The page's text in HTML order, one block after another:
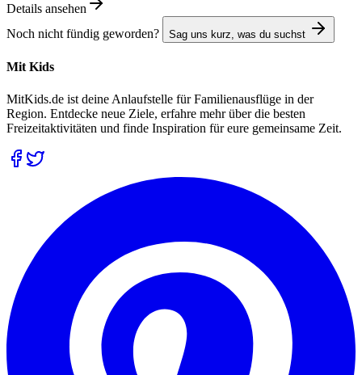
Details ansehen
Noch nicht fündig geworden?
Sag uns kurz, was du suchst
Mit Kids
MitKids.de ist deine Anlaufstelle für Familienausflüge in der
Region. Entdecke neue Ziele, erfahre mehr über die besten
Freizeitaktivitäten und finde Inspiration für eure gemeinsame Zeit.